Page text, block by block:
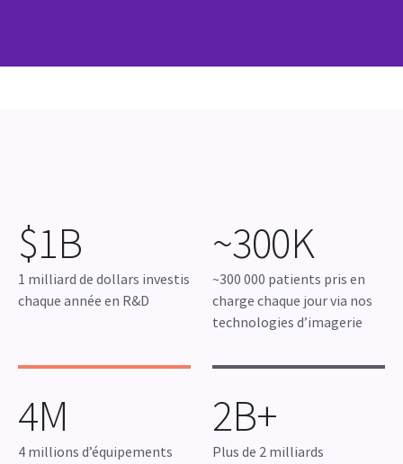
$1B
1 milliard de dollars investis
chaque année en R&D
~300K
~300 000 patients pris en
charge chaque jour via nos
technologies d’imagerie
4M
4 millions d’équipements
2B+
Plus de 2 milliards